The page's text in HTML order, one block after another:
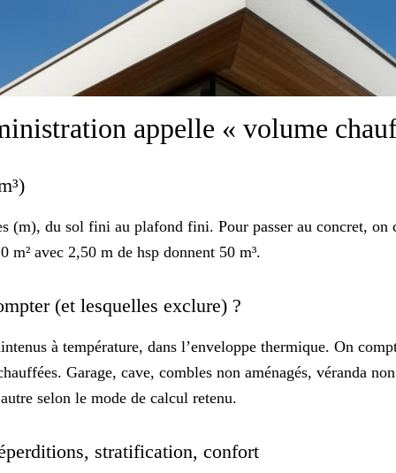
appelle « volume
(m), du sol fini au plafond fini. Pour passer au concret,
m² avec 2,50 m de hsp donnent 50 m³.
(et lesquelles exclure) ?
à température, dans l’enveloppe thermique. On
Garage, cave, combles non aménagés, véranda
selon le mode de calcul retenu.
stratification, confort